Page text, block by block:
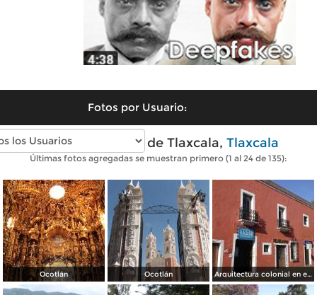
Fotos por Usuario:
Fotos modernas de Tlaxcala, Tlaxcala
Últimas fotos agregadas se muestran primero (1 al 24 de 135):
Ocotlán Ocotlán Arquitectura colonial en el Centro Histórico de Tlaxcala. Octubre/2018